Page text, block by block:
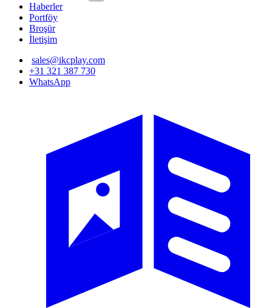
Haberler
Portföy
Broşür
İletişim
sales@ikcplay.com
+31 321 387 730
WhatsApp